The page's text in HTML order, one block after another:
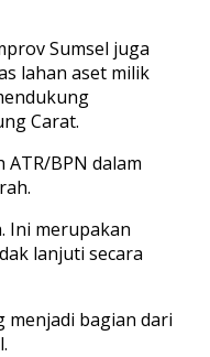
Sumsel juga
lahan aset milik
Carat.
BPN dalam
Ini merupakan
lanjuti secara
menjadi bagian dari